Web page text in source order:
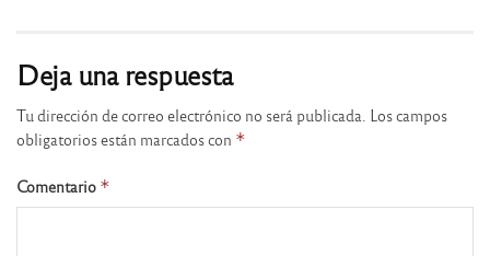
Deja una respuesta
Tu dirección de correo electrónico no será publicada. Los campos
obligatorios están marcados con *
Comentario *